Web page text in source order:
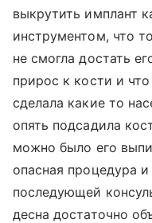
выкрутить имплант
инструментом, что
не смогла достать
прирос к кости и
сделала какие то
опять подсадила
можно было его
опасная процедура
последующей
десна достаточно